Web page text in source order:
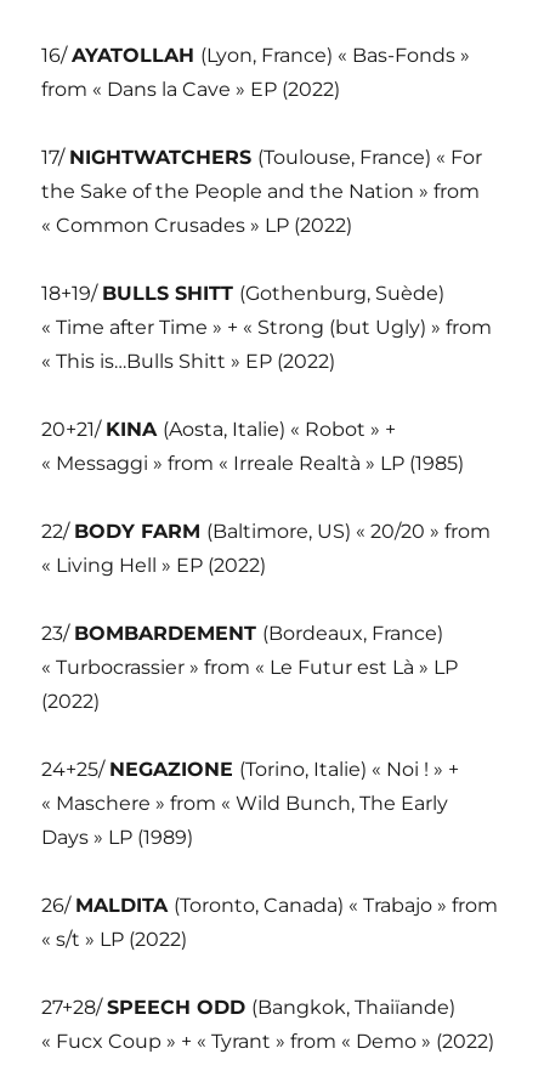
16/AYATOLLAH (Lyon, France) « Bas-Fonds »
from « Dans la Cave » EP (2022)
17/ NIGHTWATCHERS (Toulouse, France) « For
the Sake of the People and the Nation » from
« Common Crusades » LP (2022)
18+19/ BULLS SHITT (Gothenburg, Suède)
« Time after Time » + « Strong (but Ugly) » from
« This is…Bulls Shitt » EP (2022)
20+21/ KINA (Aosta, Italie) « Robot » +
« Messaggi » from « Irreale Realtà » LP (1985)
22/ BODY FARM (Baltimore, US) « 20/20 » from
« Living Hell » EP (2022)
23/ BOMBARDEMENT (Bordeaux, France)
« Turbocrassier » from « Le Futur est Là » LP
(2022)
24+25/ NEGAZIONE (Torino, Italie) « Noi ! » +
« Maschere » from « Wild Bunch, The Early
Days » LP (1989)
26/ MALDITA (Toronto, Canada) « Trabajo » from
« s/t » LP (2022)
27+28/SPEECH ODD (Bangkok, Thaiïande)
« Fucx Coup » + « Tyrant » from « Demo » (2022)